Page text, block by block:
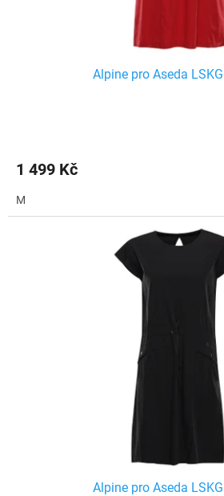
Alpine pro Aseda
1 499 Kč
M
Alpine pro Aseda